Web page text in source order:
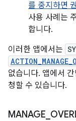
를 중지하면
사용 사례는
합니다.
이러한 앱에서는
없습니다. 앱에서 간
청할 수 있습니다.
MANAGE